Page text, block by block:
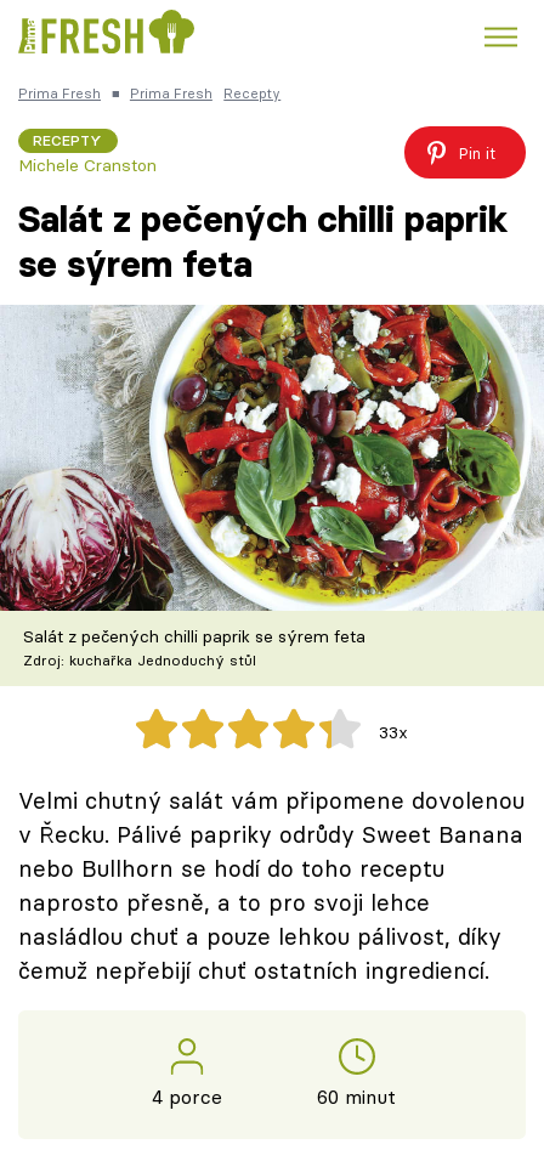
Česká kuchyně
Témata
Recepty
Články
TV Program
Škola vaření
Recepty z TV
Speciál: Cuketa
Těhotnej kuchař
Sledujte prima+
Přihlášení
Sledujte nás
Prima Fresh ■ Prima Fresh Recepty
RECEPTY
Michele Cranston
Pin it
Salát z pečených chilli paprik
se sýrem feta
Salát z pečených chilli paprik se sýrem feta
Zdroj: kuchařka Jednoduchý stůl
33x
Velmi chutný salát vám připomene dovolenou
v Řecku. Pálivé papriky odrůdy Sweet Banana
nebo Bullhorn se hodí do toho receptu
naprosto přesně, a to pro svoji lehce
nasládlou chuť a pouze lehkou pálivost, díky
čemuž nepřebijí chuť ostatních ingrediencí.
4 porce 60 minut